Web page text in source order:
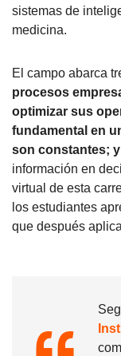
sistemas de
medicina.
El campo abarca
procesos
optimizar sus
fundamental en
son constantes;
información en
virtual de esta
los estudiantes
que después